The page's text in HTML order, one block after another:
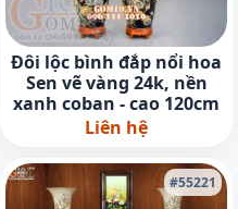
Đôi lộc bình đắp nổi hoa
Sen vẽ vàng 24k, nền
xanh coban - cao 120cm
Liên hệ
#55221